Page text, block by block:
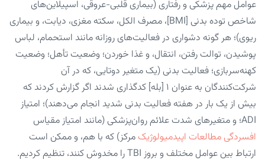
عوامل مهم پزشکی و رفتاری (بیماری قلبی-عروقی، اسپیلاین‌های
شاخص توده بدنی [BMI]، مصرف الکل، سکته مغزی، دیابت، و بیماری
ریوی)؛ هر گونه دشواری در فعالیت‌های روزانه مانند استحمام، لباس
پوشیدن، توالت رفتن، انتقال، و غذا خوردن؛ وضعیت تأهل؛ وضعیت
کهنه‌سربازی؛ فعالیت بدنی (یک متغیر دوتایی، که در آن
شرکت‌کنندگان به عنوان ۱ [بله] کدگذاری شدند اگر گزارش کردند که
بیش از یک بار در هفته فعالیت بدنی شدید انجام می‌دهند)؛ امتیاز
ADI؛ و متغیرهای شدت علائم روان‌پزشکی (مانند امتیاز مقیاس
افسردگی مطالعات اپیدمیولوژیک مرکز) که با هم، و ممکن است
ارتباط بین عوامل مختلف و بروز TBI را مخدوش کنند، تنظیم کردیم.